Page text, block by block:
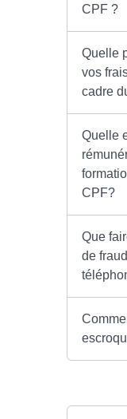
CPF ?
Quelle
vos
cadre
Quelle
CPF?
Que
de